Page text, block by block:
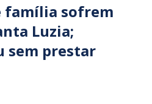
família sofrem
Luzia;
sem prestar